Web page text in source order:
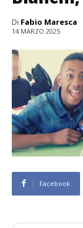
Di Fabio Maresca
14 MARZO 2025
Facebook